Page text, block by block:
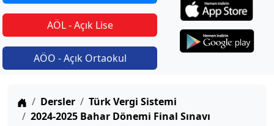
AÖL - Açık Lise
AÖO - Açık Ortaokul
Anasayfa
Dersler
Türk Vergi Sistemi
2024-2025 Bahar Dönemi Final Sınavı